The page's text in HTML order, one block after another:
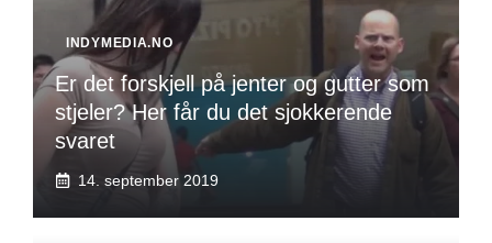
INDYMEDIA.NO
Er det forskjell på jenter og gutter som
stjeler? Her får du det sjokkerende
svaret
14. september 2019